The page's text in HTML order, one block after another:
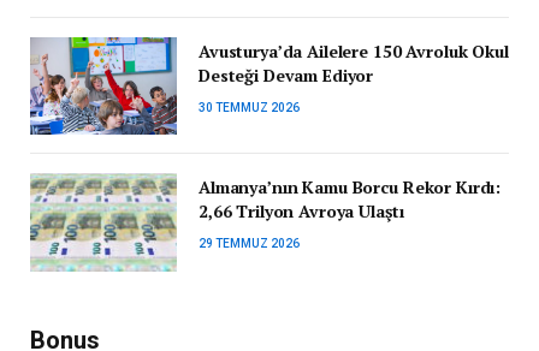
Avusturya’da Ailelere 150 Avroluk Okul
Desteği Devam Ediyor
30 TEMMUZ 2026
Almanya’nın Kamu Borcu Rekor Kırdı:
2,66 Trilyon Avroya Ulaştı
29 TEMMUZ 2026
Bonus